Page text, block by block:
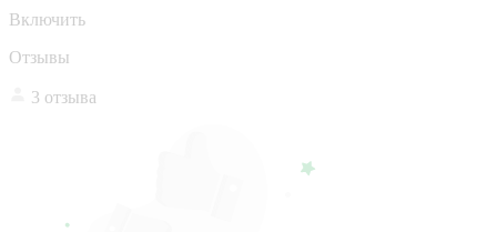
Включить
Отзывы
3 отзыва